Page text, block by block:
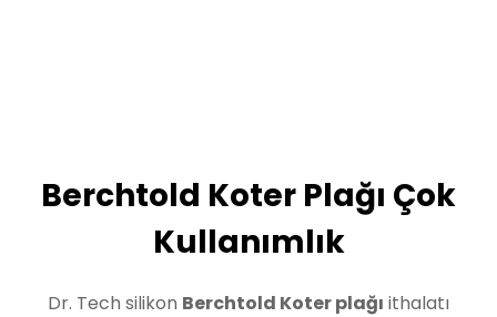
Berchtold Koter Plağı Çok
Kullanımlık
Dr. Tech silikon Berchtold Koter plağı ithalatı